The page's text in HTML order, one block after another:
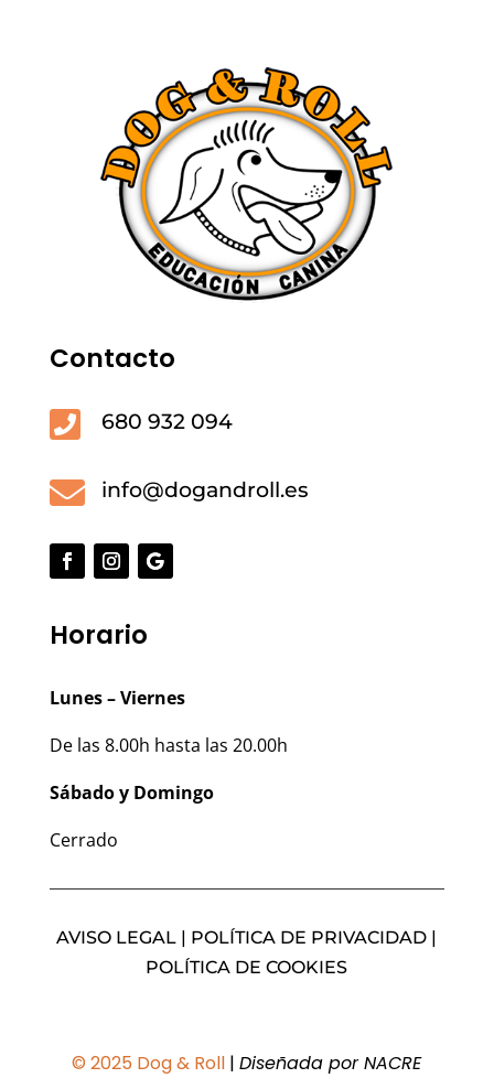
Contacto

680 932 094
 info@dogandroll.es
Horario
Lunes – Viernes
De las 8.00h hasta las 20.00h
Sábado y Domingo
Cerrado
AVISO LEGAL | POLÍTICA DE PRIVACIDAD |
POLÍTICA DE COOKIES
© 2025 Dog & Roll |Diseñada porNACRE